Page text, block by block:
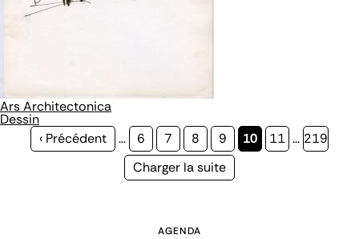
Ars Architectonica
Dessin
Page
‹ Précédent … Page
6 Page
7 Page
8 Page
9
Page
10 Page
11 … Page
219
Page
Charger la suite
AGENDA